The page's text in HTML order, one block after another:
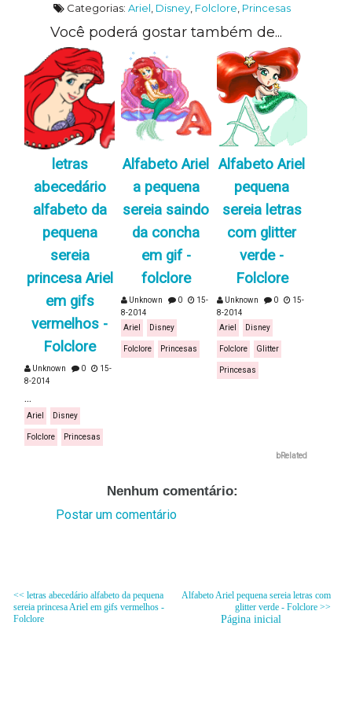
Categorias:Ariel Disney Folclore Princesas
Você poderá gostar também de...
letras
abecedário
alfabeto da
pequena
sereia
princesa Ariel
em gifs
vermelhos -
Folclore
Unknown 0
15-
8-2014
...
Ariel Disney
Folclore Princesas
Alfabeto Ariel
a pequena
sereia saindo
da concha
em gif -
folclore
Unknown 0
15-
8-2014
Ariel
Disney
Folclore Princesas
Alfabeto Ariel
pequena
sereia letras
com glitter
verde -
Folclore
Unknown 0
15-
8-2014
Ariel
Disney
Folclore Glitter
Princesas
bRelated
Nenhum comentário:
Postar um comentário
<< letras abecedário alfabeto da pequena
sereia princesa Ariel em gifs vermelhos -
Folclore
Alfabeto Ariel pequena sereia letras com
glitter verde - Folclore >>
Página inicial